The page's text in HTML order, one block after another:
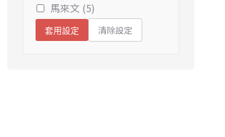
馬來文 (5)
套用設定 清除設定